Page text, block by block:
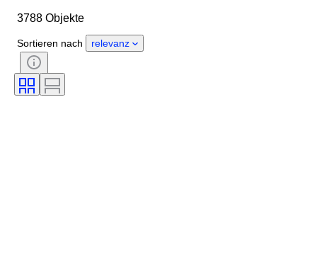
Herkunftsland
Geschlecht
Zustand
Zertifikat
Farbe
Accessoires enthalten
Epoche
3788 Objekte
Sortieren nach relevanz